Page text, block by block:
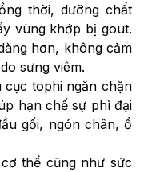
thời, dưỡng chất
vùng khớp bị gout.
hơn, không cảm
sưng viêm.
tophi ngăn chặn
hạn chế sự phì đại
gối, ngón chân, ổ
thể cũng như sức